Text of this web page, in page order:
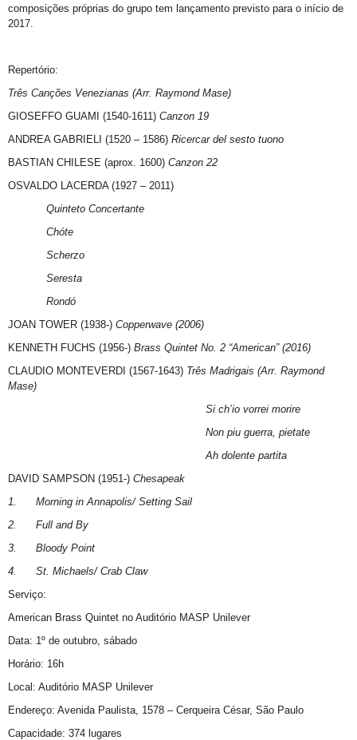
composições próprias do grupo tem lançamento previsto para o início de
2017.
Repertório:
Três Canções Venezianas (Arr. Raymond Mase)
GIOSEFFO GUAMI (1540-1611) Canzon 19
ANDREA GABRIELI (1520 – 1586) Ricercar del sesto tuono
BASTIAN CHILESE (aprox. 1600) Canzon 22
OSVALDO LACERDA (1927 – 2011)
Quinteto Concertante
Chóte
Scherzo
Seresta
Rondó
JOAN TOWER (1938-) Copperwave (2006)
KENNETH FUCHS (1956-) Brass Quintet No. 2 “American” (2016)
CLAUDIO MONTEVERDI (1567-1643) Três Madrigais (Arr. Raymond
Mase)
Si ch’io vorrei morire
Non piu guerra, pietate
Ah dolente partita
DAVID SAMPSON (1951-) Chesapeak
1.
Morning in Annapolis/ Setting Sail
2.
Full and By
3.
Bloody Point
4.
St. Michaels/ Crab Claw
Serviço:
American Brass Quintet no Auditório MASP Unilever
Data: 1º de outubro, sábado
Horário: 16h
Local: Auditório MASP Unilever
Endereço: Avenida Paulista, 1578 – Cerqueira César, São Paulo
Capacidade: 374 lugares